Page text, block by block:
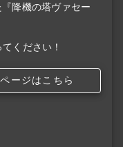
降機の塔ヴァセー
ください！
ージはこちら